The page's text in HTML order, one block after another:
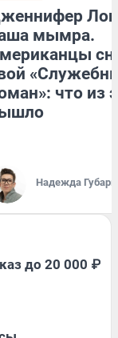
мымра.
что из
Надежда Губарь
до 20 000 ₽